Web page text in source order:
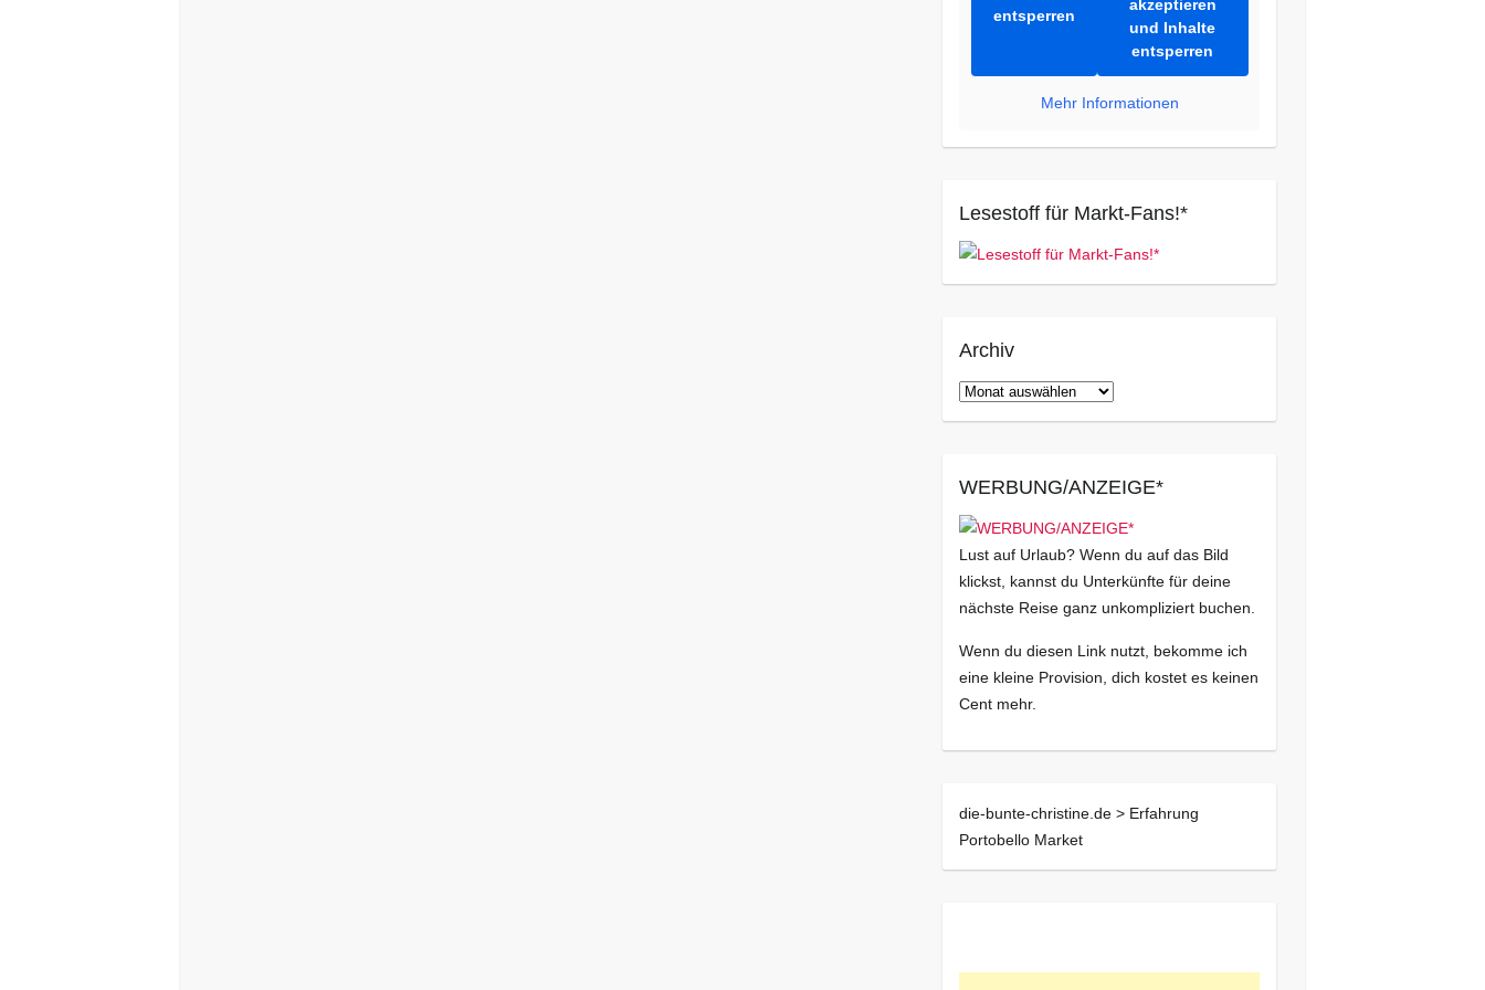
entsperren
akzeptieren
und Inhalte
entsperren
Mehr Informationen
Lesestoff für Markt-Fans!*
Archiv
Archiv
WERBUNG/ANZEIGE*
Lust auf Urlaub? Wenn du auf das Bild
klickst, kannst du Unterkünfte für deine
nächste Reise ganz unkompliziert buchen.
Wenn du diesen Link nutzt, bekomme ich
eine kleine Provision, dich kostet es keinen
Cent mehr.
die-bunte-christine.de > Erfahrung
Portobello Market